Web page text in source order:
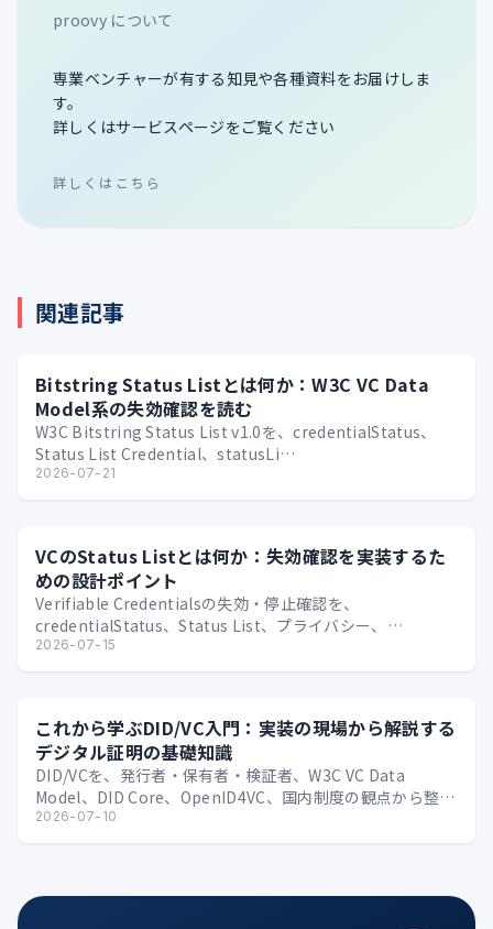
proovy について
専業ベンチャーが有する知見や各種資料をお届けしま
す。
詳しくはサービスページをご覧ください
詳しくはこちら
関連記事
Bitstring Status Listとは何か：W3C VC Data
Model系の失効確認を読む
W3C Bitstring Status List v1.0を、credentialStatus、
Status List Credential、statusLi…
2026-07-21
VCのStatus Listとは何か：失効確認を実装するた
めの設計ポイント
Verifiable Credentialsの失効・停止確認を、
credentialStatus、Status List、プライバシー、
Issuer/Verif…
2026-07-15
これから学ぶDID/VC入門：実装の現場から解説する
デジタル証明の基礎知識
DID/VCを、発行者・保有者・検証者、W3C VC Data
Model、DID Core、OpenID4VC、国内制度の観点から整理
する技術入門。
2026-07-10